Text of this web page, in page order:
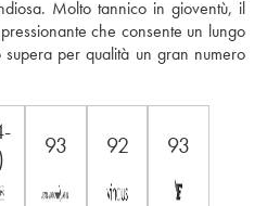
Molto tannico in gioventù, il
che consente un lungo
per qualità un gran numero
93 92 93